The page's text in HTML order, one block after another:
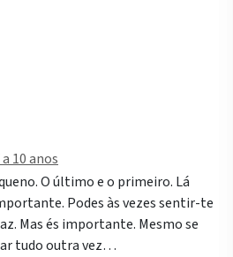
a 10 anos
O último e o primeiro. Lá
Podes às vezes sentir-te
Mas és importante. Mesmo se
tudo outra vez…